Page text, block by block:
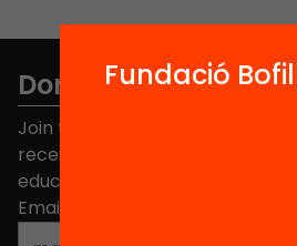
Don't miss anything.
Join the more than 40,000
receive news about initiatives
educational change in Catalonia.
Email address
Fundació